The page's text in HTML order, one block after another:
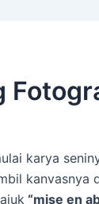
karya
kanvasnya
“mise en